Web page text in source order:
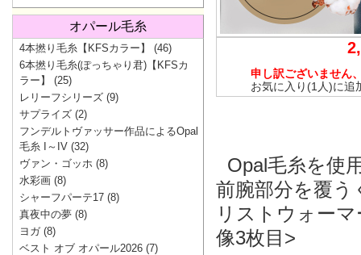
申し訳ございません
お気に入り(1人)に追
Opal毛糸を使
前腕部分を覆
リストウォー
像3枚目>
オパール毛糸
4本撚り毛糸【KFSカラー】
(46)
6本撚り毛糸(ぽっちゃり君)【KFSカ
ラー】
(25)
レリーフシリーズ (9)
サプライズ (2)
フンデルトヴァッサー作品によるOpal
毛糸 I～IV (32)
ヴァン・ゴッホ (8)
水彩画 (8)
シャーフパーテ17 (8)
真夜中の夢 (8)
ヨガ(8)
ベスト オブ オパール2026 (7)